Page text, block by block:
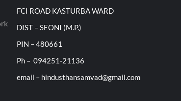
FCI ROAD KASTURBA WARD
DIST – SEONI (M.P.)
PIN – 480661
Ph – 094251-21136
email – hindusthansamvad@gmail.com